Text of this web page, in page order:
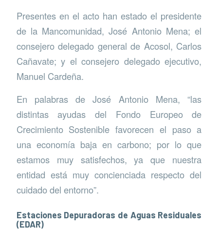
Presentes en el acto han estado el presidente
de la Mancomunidad, José Antonio Mena; el
consejero delegado general de Acosol, Carlos
Cañavate; y el consejero delegado ejecutivo,
Manuel Cardeña.
En palabras de José Antonio Mena, “las
distintas ayudas del Fondo Europeo de
Crecimiento Sostenible favorecen el paso a
una economía baja en carbono; por lo que
estamos muy satisfechos, ya que nuestra
entidad está muy concienciada respecto del
cuidado del entorno”.
Estaciones Depuradoras de Aguas Residuales
(EDAR)